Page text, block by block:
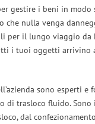
gestire i beni in modo
che nulla venga
per il lungo viaggio da
i tuoi oggetti arrivino
sono esperti e
di trasloco fluido.
dal confezionamento